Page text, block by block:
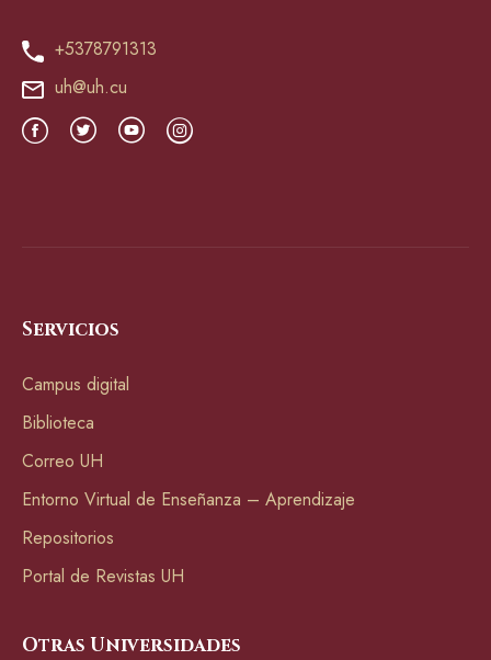
+5378791313
uh@uh.cu
Servicios
Campus digital
Biblioteca
Correo UH
Entorno Virtual de Enseñanza – Aprendizaje
Repositorios
Portal de Revistas UH
Otras Universidades